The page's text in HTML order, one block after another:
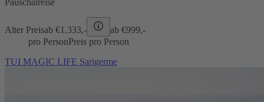
Alter Preisab €1.333,- ab €999,-
pro PersonPreis pro Person
TUI MAGIC LIFE Sarigerme